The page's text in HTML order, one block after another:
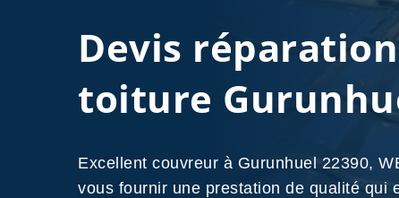
Devis
toiture
Excellent couvreur à Gurunhuel 22390,
vous fournir une prestation de qualité qui